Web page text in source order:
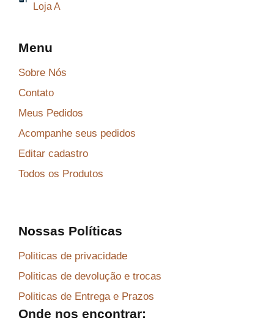
Loja A
Menu
Sobre Nós
Contato
Meus Pedidos
Acompanhe seus pedidos
Editar cadastro
Todos os Produtos
Nossas Políticas
Politicas de privacidade
Politicas de devolução e trocas
Politicas de Entrega e Prazos
Onde nos encontrar: